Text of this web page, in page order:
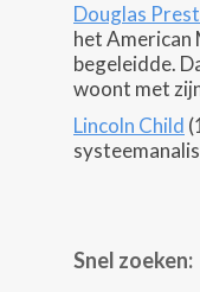
Douglas
het American
begeleidde.
woont met
Lincoln Child
Snel zoeken: